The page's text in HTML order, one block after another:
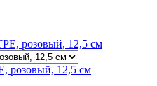
розовый, 12,5 см